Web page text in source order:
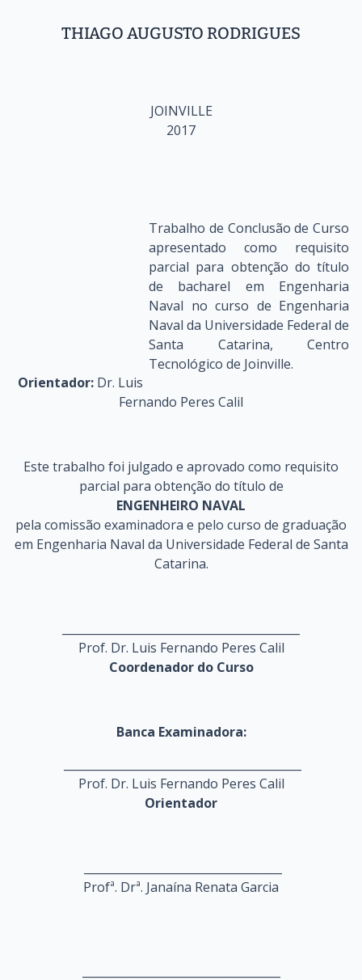
THIAGO AUGUSTO RODRIGUES
JOINVILLE
2017
Trabalho de Conclusão de Curso
apresentado como requisito
parcial para obtenção do título
de bacharel em Engenharia
Naval no curso de Engenharia
Naval da Universidade Federal de
Santa Catarina, Centro
Tecnológico de Joinville.
Orientador:Dr. Luis
Fernando Peres Calil
Este trabalho foi julgado e aprovado como requisito
parcial para obtenção do título de
ENGENHEIRO NAVAL
pela comissão examinadora e pelo curso de graduação
em Engenharia Naval da Universidade Federal de Santa
Catarina.
Prof. Dr. Luis Fernando Peres Calil
Coordenador do Curso
Banca Examinadora:
Prof. Dr. Luis Fernando Peres Calil
Orientador
Profª. Drª. Janaína Renata Garcia